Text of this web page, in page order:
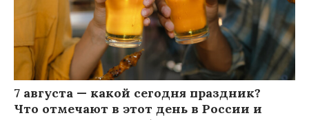
7 августа — какой сегодня праздник?
Что отмечают в этот день в России и